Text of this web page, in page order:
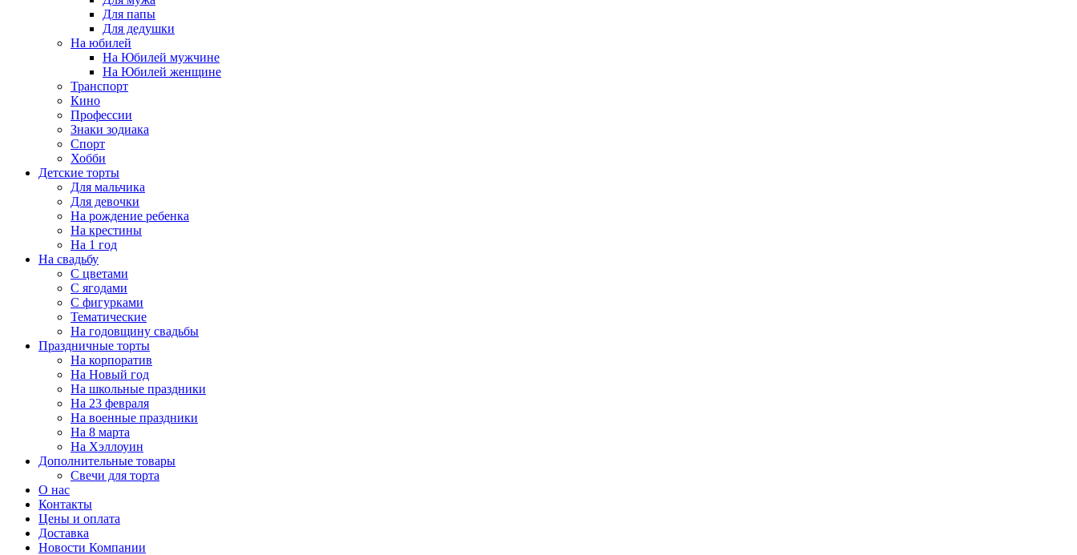
Для папы
Для дедушки
На юбилей
На Юбилей мужчине
На Юбилей женщине
Транспорт
Кино
Профессии
Знаки зодиака
Спорт
Хобби
Детские торты
Для мальчика
Для девочки
На рождение ребенка
На крестины
На 1 год
На свадьбу
С цветами
С ягодами
С фигурками
Тематические
На годовщину свадьбы
Праздничные торты
На корпоратив
На Новый год
На школьные праздники
На 23 февраля
На военные праздники
На 8 марта
На Хэллоуин
Дополнительные товары
Свечи для торта
О нас
Контакты
Цены и оплата
Доставка
Новости Компании